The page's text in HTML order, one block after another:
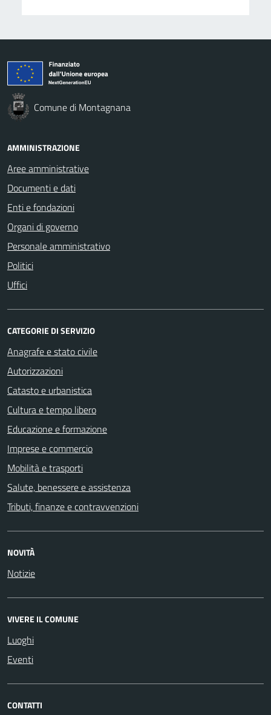
Comune di Montagnana
AMMINISTRAZIONE
Aree amministrative
Documenti e dati
Enti e fondazioni
Organi di governo
Personale amministrativo
Politici
Uffici
CATEGORIE DI SERVIZIO
Anagrafe e stato civile
Autorizzazioni
Catasto e urbanistica
Cultura e tempo libero
Educazione e formazione
Imprese e commercio
Mobilità e trasporti
Salute, benessere e assistenza
Tributi, finanze e contravvenzioni
NOVITÀ
Notizie
VIVERE IL COMUNE
Luoghi
Eventi
CONTATTI